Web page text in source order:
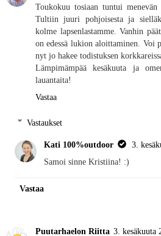
Toukokuu tosiaan tuntui menevän
Tultiin juuri pohjoisesta ja
kolme lapsenlastamme. Vanhin
on edessä lukion aloittaminen.
nyt jo hakee todistuksen
Lämpimämpää kesäkuuta ja
lauantaita!
Vastaa
Vastaukset
Kati 100%outdoor
3.
Samoi sinne Kristiina! :)
Vastaa
Puutarhaelon Riitta 3. kesäkuuta